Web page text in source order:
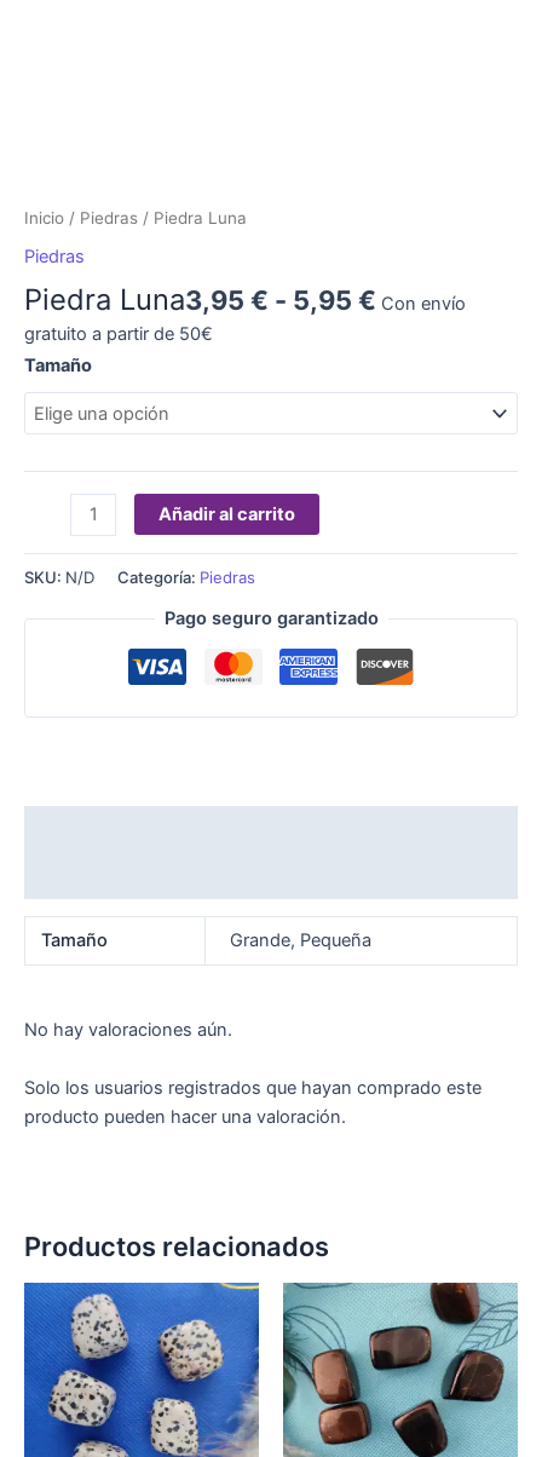
Inicio / Piedras / Piedra Luna
Piedras
Piedra Luna3,95 € - 5,95 € Con envío
gratuito a partir de 50€
Tamaño
Añadir al carrito
SKU: N/D Categoría: Piedras
Pago seguro garantizado
Tamaño Grande, Pequeña
No hay valoraciones aún.
Solo los usuarios registrados que hayan comprado este
producto pueden hacer una valoración.
Productos relacionados
Rango
precios:
desde
3,95 €
hasta
7,95 €
Este
producto
tiene
múltiples
variantes.
Las
Rango
de
precios:
desde
3,95 €
hasta
5,95 €
Este
Las